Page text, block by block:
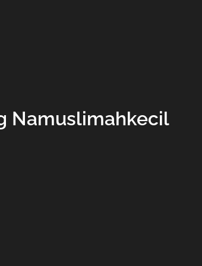
Namuslimahkecil